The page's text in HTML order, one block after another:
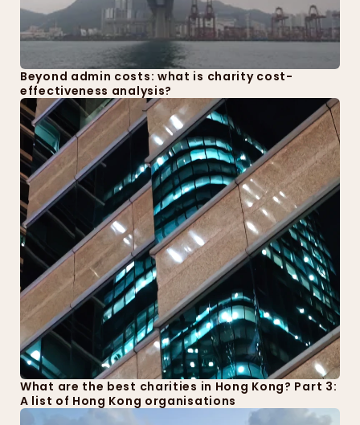
Beyond admin costs: what is charity cost-
effectiveness analysis?
What are the best charities in Hong Kong? Part 3:
A list of Hong Kong organisations